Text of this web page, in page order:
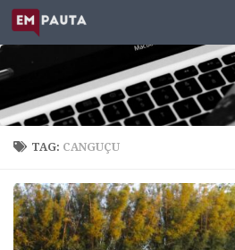
Skip to content
TAG: CANGUÇU